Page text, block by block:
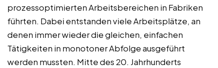
prozessoptimierten Arbeitsbereichen in Fabriken
führten. Dabei entstanden viele Arbeitsplätze, an
denen immer wieder die gleichen, einfachen
Tätigkeiten in monotoner Abfolge ausgeführt
werden mussten. Mitte des 20. Jahrhunderts